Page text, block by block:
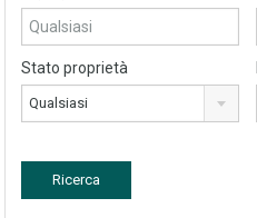
Stato proprietà
Qualsiasi